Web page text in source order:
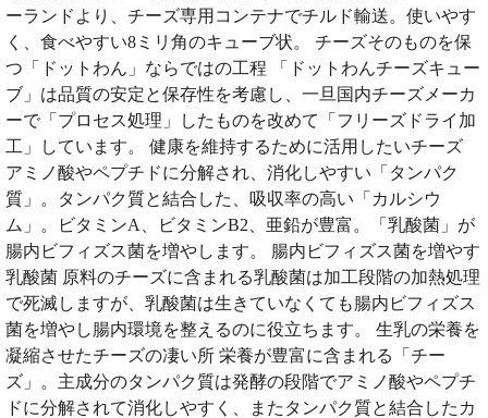
ーランドより、チーズ専用コンテナでチルド輸送。使いやす
く、食べやすい8ミリ角のキューブ状。 チーズそのものを保
つ「ドットわん」ならではの工程 「ドットわんチーズキュー
ブ」は品質の安定と保存性を考慮し、一旦国内チーズメーカ
ーで「プロセス処理」したものを改めて「フリーズドライ加
工」しています。 健康を維持するために活用したいチーズ
アミノ酸やペプチドに分解され、消化しやすい「タンパク
質」。タンパク質と結合した、吸収率の高い「カルシウ
ム」。ビタミンA、ビタミンB2、亜鉛が豊富。「乳酸菌」が
腸内ビフィズス菌を増やします。 腸内ビフィズス菌を増やす
乳酸菌 原料のチーズに含まれる乳酸菌は加工段階の加熱処理
で死滅しますが、乳酸菌は生きていなくても腸内ビフィズス
菌を増やし腸内環境を整えるのに役立ちます。 生乳の栄養を
凝縮させたチーズの凄い所 栄養が豊富に含まれる「チー
ズ」。主成分のタンパク質は発酵の段階でアミノ酸やペプチ
ドに分解されて消化しやすく、またタンパク質と結合したカ